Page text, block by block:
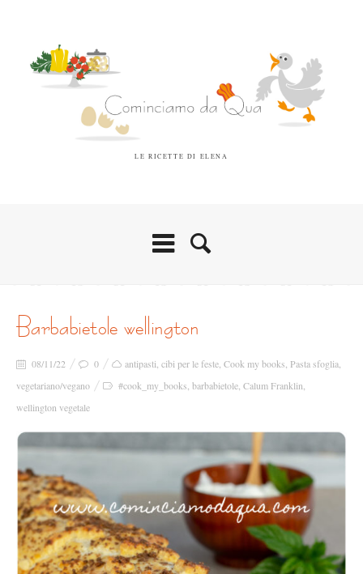
LE RICETTE DI ELENA
barbabietole wellington
08/11/22 0 antipasti cibi per le feste Cook my books Pasta sfoglia
vegetariano/vegano
#cook_my_books barbabietole Calum Franklin
wellington vegetale